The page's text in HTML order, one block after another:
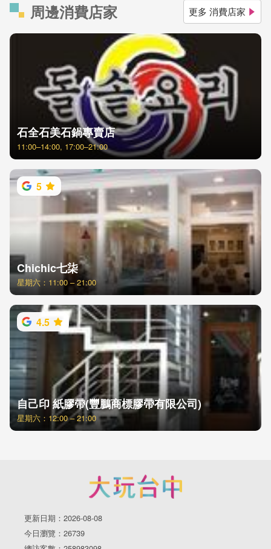
周邊消費店家 更多 消費店家
石全石美石鍋專賣店
11:00–14:00, 17:00–21:00
5
Chichic七柒
星期六：11:00 – 21:00
4.5
自己印 紙膠帶(豐鵬商標膠帶有限公司)
星期六：12:00 – 21:00
更新日期：2026-08-08
今日瀏覽：26739